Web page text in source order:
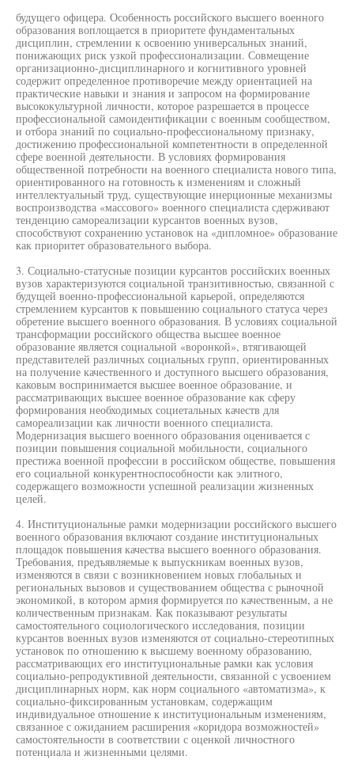
будущего офицера. Особенность российского высшего военного
образования воплощается в приоритете фундаментальных
дисциплин, стремлении к освоению универсальных знаний,
понижающих риск узкой профессионализации. Совмещение
организационно-дисциплинарного и когнитивного уровней
содержит определенное противоречие между ориентацией на
практические навыки и знания и запросом на формирование
высококультурной личности, которое разрешается в процессе
профессиональной самоидентификации с военным сообществом,
и отбора знаний по социально-профессиональному признаку,
достижению профессиональной компетентности в определенной
сфере военной деятельности. В условиях формирования
общественной потребности на военного специалиста нового типа,
ориентированного на готовность к изменениям и сложный
интеллектуальный труд, существующие инерционные механизмы
воспроизводства «массового» военного специалиста сдерживают
тенденцию самореализации курсантов военных вузов,
способствуют сохранению установок на «дипломное» образование
как приоритет образовательного выбора.
3. Социально-статусные позиции курсантов российских военных
вузов характеризуются социальной транзитивностью, связанной с
будущей военно-профессиональной карьерой, определяются
стремлением курсантов к повышению социального статуса через
обретение высшего военного образования. В условиях социальной
трансформации российского общества высшее военное
образование является социальной «воронкой», втягивающей
представителей различных социальных групп, ориентированных
на получение качественного и доступного высшего образования,
каковым воспринимается высшее военное образование, и
рассматривающих высшее военное образование как сферу
формирования необходимых социетальных качеств для
самореализации как личности военного специалиста.
Модернизация высшего военного образования оценивается с
позиции повышения социальной мобильности, социального
престижа военной профессии в российском обществе, повышения
его социальной конкурентноспособности как элитного,
содержащего возможности успешной реализации жизненных
целей.
4. Институциональные рамки модернизации российского высшего
военного образования включают создание институциональных
площадок повышения качества высшего военного образования.
Требования, предъявляемые к выпускникам военных вузов,
изменяются в связи с возникновением новых глобальных и
региональных вызовов и существованием общества с рыночной
экономикой, в котором армия формируется по качественным, а не
количественным признакам. Как показывают результаты
самостоятельного социологического исследования, позиции
курсантов военных вузов изменяются от социально-стереотипных
установок по отношению к высшему военному образованию,
рассматривающих его институциональные рамки как условия
социально-репродуктивной деятельности, связанной с усвоением
дисциплинарных норм, как норм социального «автоматизма», к
социально-фиксированным установкам, содержащим
индивидуальное отношение к институциональным изменениям,
связанное с ожиданием расширения «коридора возможностей»
самостоятельности в соответствии с оценкой личностного
потенциала и жизненными целями.